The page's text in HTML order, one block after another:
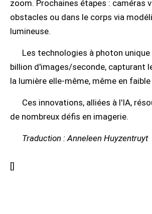
zoom. Prochaines étapes : caméras
obstacles ou dans le corps via
lumineuse.
Les technologies à photon
billion d'images/seconde, capturant
la lumière elle-même, même en
Ces innovations, alliées à l'IA,
de nombreux défis en imagerie.
Traduction : Anneleen Huyzentruyt
[]